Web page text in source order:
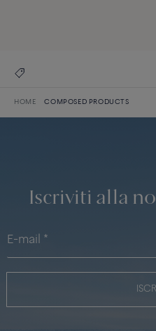
HOME COMPOSED PRODUCTS
Iscriviti alla